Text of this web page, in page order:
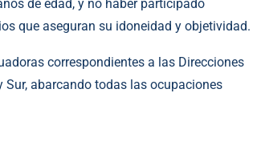
de edad, y no haber participado
que aseguran su idoneidad y objetividad.
correspondientes a las Direcciones
Sur, abarcando todas las ocupaciones